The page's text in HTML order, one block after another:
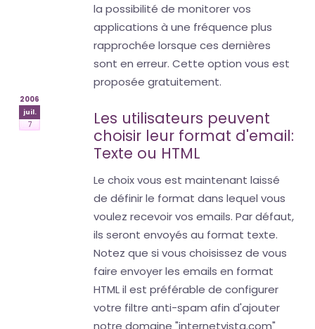
la possibilité de monitorer vos
applications à une fréquence plus
rapprochée lorsque ces dernières
sont en erreur. Cette option vous est
proposée gratuitement.
2006
juil.
7
Les utilisateurs peuvent
choisir leur format d'email:
Texte ou HTML
Le choix vous est maintenant laissé
de définir le format dans lequel vous
voulez recevoir vos emails. Par défaut,
ils seront envoyés au format texte.
Notez que si vous choisissez de vous
faire envoyer les emails en format
HTML il est préférable de configurer
votre filtre anti-spam afin d'ajouter
notre domaine "internetvista.com"